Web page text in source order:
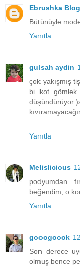
Ebrushka Blog
Bütünüyle
Yanıtla
gulsah aydin
çok yakışmış
bi kot gömlek
Yanıtla
Melislicious
podyumdan
beğendim, o
Yanıtla
gooogoook
Son derece
olmuş bence